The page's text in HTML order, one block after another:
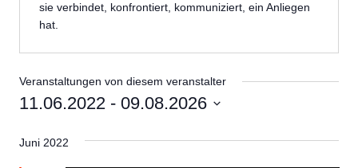
sie verbindet, konfrontiert, kommuniziert, ein Anliegen
hat.
Veranstaltungen von diesem veranstalter
11.06.2022 - 09.08.2026
wählen.
Juni 2022